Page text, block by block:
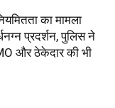
का मामला
प्रदर्शन, पुलिस ने
और ठेकेदार की भी